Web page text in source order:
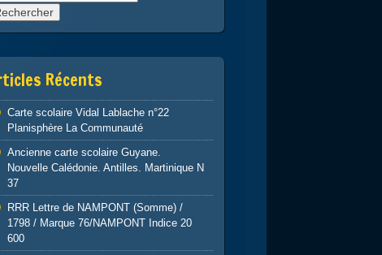
Récents
Carte scolaire Vidal Lablache n°22
Planisphère La Communauté
Ancienne carte scolaire Guyane.
Nouvelle Calédonie. Antilles. Martinique N
37
RRR Lettre de NAMPONT (Somme) /
1798 / Marque 76/NAMPONT Indice 20
600